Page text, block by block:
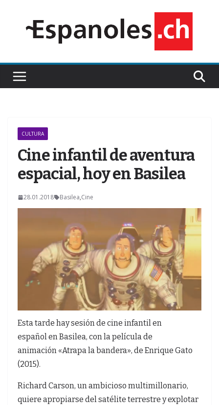
contenido
CULTURA
Cine infantil de aventura
espacial, hoy en Basilea
28.01.2018 Basilea,Cine
Esta tarde hay sesión de cine infantil en
español en Basilea, con la película de
animación «Atrapa la bandera», de Enrique Gato
(2015).
Richard Carson, un ambicioso multimillonario,
quiere apropiarse del satélite terrestre y explotar